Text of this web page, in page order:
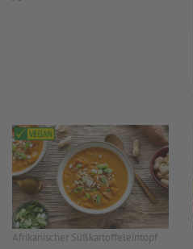
Afrikanischer Süßkartoffeleintopf